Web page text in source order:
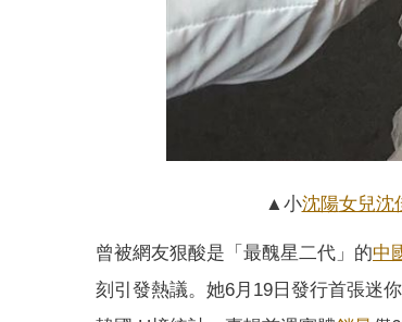
▲小沈陽女兒沈
曾被網友狠酸是「最醜星二代」的中
刻引發熱議。她6月19日發行首張迷